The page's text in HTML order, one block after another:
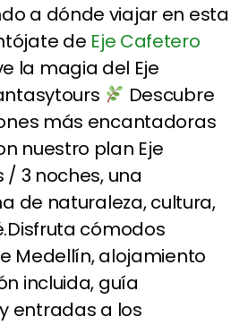
a dónde viajar en esta
de Eje Cafetero
la magia del Eje
Descubre
más encantadoras
nuestro plan Eje
3 noches, una
de naturaleza, cultura,
cómodos
Medellín, alojamiento
incluida, guía
entradas a los